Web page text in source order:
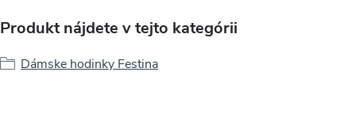
Produkt nájdete v tejto kategórii
Dámske hodinky Festina